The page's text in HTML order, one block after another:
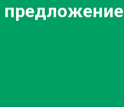
предложение